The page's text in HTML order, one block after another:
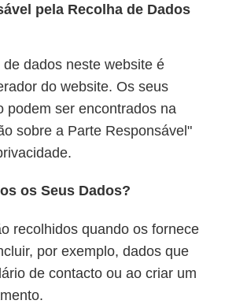
pela Recolha de Dados
dados neste website é
do website. Os seus
podem ser encontrados na
sobre a Parte Responsável"
os Seus Dados?
recolhidos quando os fornece
por exemplo, dados que
de contacto ou ao criar um